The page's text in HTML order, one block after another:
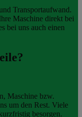
Transportaufwand.
Maschine direkt bei
bei uns auch einen
Maschine bzw.
um den Rest. Viele
besorgen.